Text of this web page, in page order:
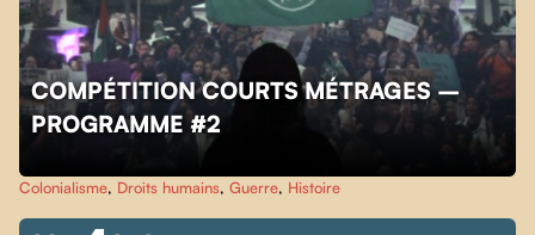
COMPÉTITION COURTS MÉTRAGES –
PROGRAMME #2
Colonialisme, Droits humains, Guerre, Histoire